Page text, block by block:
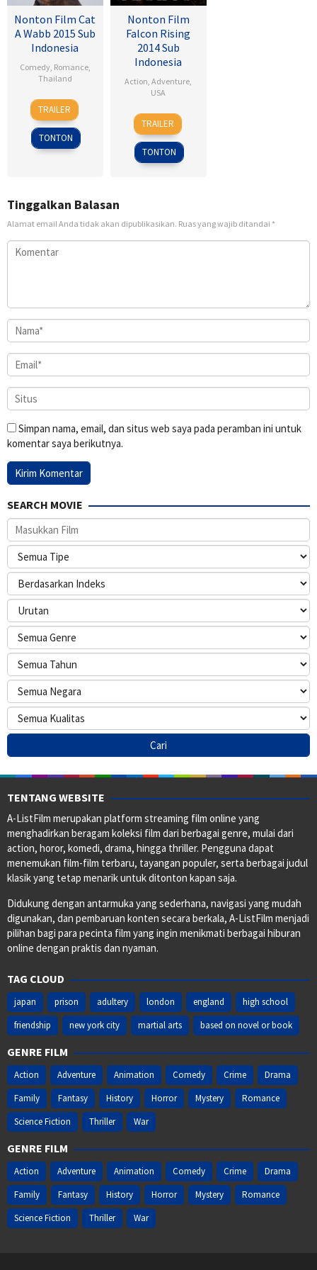
Nonton Film Cat
A Wabb 2015 Sub
Indonesia
Comedy, Romance,
Thailand
4
Mar
2015
Nareubadee
Wetchakam
TRAILER
TONTON
Nonton Film
Falcon Rising
2014 Sub
Indonesia
Action,Adventure,
USA
5
Sep
2014
Ernie
Barbarash
TRAILER
TONTON
Tinggalkan Balasan
Alamat email Anda tidak akan dipublikasikan. Ruas yang wajib ditandai *
Simpan nama, email, dan situs web saya pada peramban ini untuk
komentar saya berikutnya.
SEARCH MOVIE
TENTANG WEBSITE
A-ListFilm merupakan platform streaming film online yang
menghadirkan beragam koleksi film dari berbagai genre, mulai dari
action, horor, komedi, drama, hingga thriller. Pengguna dapat
menemukan film-film terbaru, tayangan populer, serta berbagai judul
klasik yang tetap menarik untuk ditonton kapan saja.
Didukung dengan antarmuka yang sederhana, navigasi yang mudah
digunakan, dan pembaruan konten secara berkala, A-ListFilm menjadi
pilihan bagi para pecinta film yang ingin menikmati berbagai hiburan
online dengan praktis dan nyaman.
TAG CLOUD
japan prison adultery london england
high school
friendship
new york city martial arts based on novel or book
GENRE FILM
Action Adventure Animation Comedy Crime
Drama
Family
Fantasy History Horror Mystery
Romance
Science Fiction
Thriller War
GENRE FILM
Action Adventure Animation Comedy Crime
Drama
Family
Fantasy History Horror Mystery
Romance
Science Fiction
Thriller War